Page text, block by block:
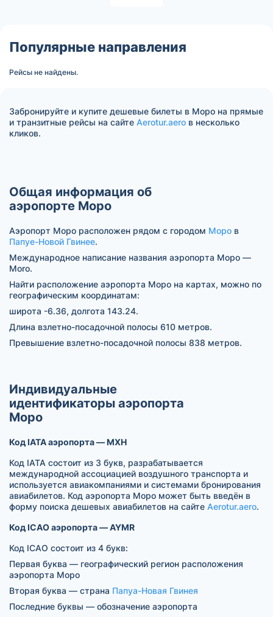
Популярные направления
Рейсы не найдены.
Забронируйте и купите дешевые билеты в Моро на прямые
и транзитные рейсы на сайте Aerotur.aero в несколько
кликов.
Общая информация об
аэропорте Моро
Аэропорт Моро расположен рядом с городом Моро в
Папуе-Новой Гвинее.
Международное написание названия аэропорта Моро —
Moro.
Найти расположение аэропорта Моро на картах, можно по
географическим координатам:
широта -6.36, долгота 143.24.
Длина взлетно-посадочной полосы 610 метров.
Превышение взлетно-посадочной полосы 838 метров.
Индивидуальные
идентификаторы аэропорта
Моро
Код IATA аэропорта — MXH
Код IATA состоит из 3 букв, разрабатывается
международной ассоциацией воздушного транспорта и
используется авиакомпаниями и системами бронирования
авиабилетов. Код аэропорта Моро может быть введён в
форму поиска дешевых авиабилетов на сайте Aerotur.aero.
Код ICAO аэропорта — AYMR
Код ICAO состоит из 4 букв:
Первая буква — географический регион расположения
аэропорта Моро
Вторая буква — страна Папуа-Новая Гвинея
Последние буквы — обозначение аэропорта